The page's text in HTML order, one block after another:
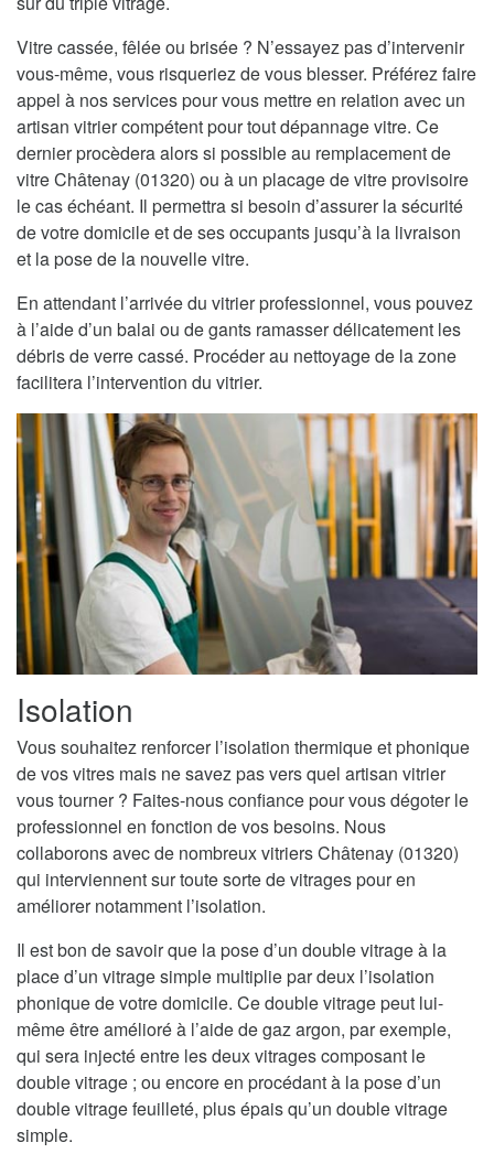
Vitre cassée, fêlée ou brisée ? N’essayez pas d’intervenir
vous-même, vous risqueriez de vous blesser. Préférez faire
appel à nos services pour vous mettre en relation avec un
artisan vitrier compétent pour tout dépannage vitre. Ce
dernier procèdera alors si possible au remplacement de
vitre Châtenay (01320) ou à un placage de vitre provisoire
le cas échéant. Il permettra si besoin d’assurer la sécurité
de votre domicile et de ses occupants jusqu’à la livraison
et la pose de la nouvelle vitre.
En attendant l’arrivée du vitrier professionnel, vous pouvez
à l’aide d’un balai ou de gants ramasser délicatement les
débris de verre cassé. Procéder au nettoyage de la zone
facilitera l’intervention du vitrier.
Isolation
Vous souhaitez renforcer l’isolation thermique et phonique
de vos vitres mais ne savez pas vers quel artisan vitrier
vous tourner ? Faites-nous confiance pour vous dégoter le
professionnel en fonction de vos besoins. Nous
collaborons avec de nombreux vitriers Châtenay (01320)
qui interviennent sur toute sorte de vitrages pour en
améliorer notamment l’isolation.
Il est bon de savoir que la pose d’un double vitrage à la
place d’un vitrage simple multiplie par deux l’isolation
phonique de votre domicile. Ce double vitrage peut lui-
même être amélioré à l’aide de gaz argon, par exemple,
qui sera injecté entre les deux vitrages composant le
double vitrage ; ou encore en procédant à la pose d’un
double vitrage feuilleté, plus épais qu’un double vitrage
simple.